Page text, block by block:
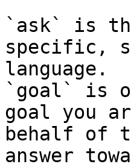
`ask` is
specific,
language.
`goal` is
goal you
behalf of
answer